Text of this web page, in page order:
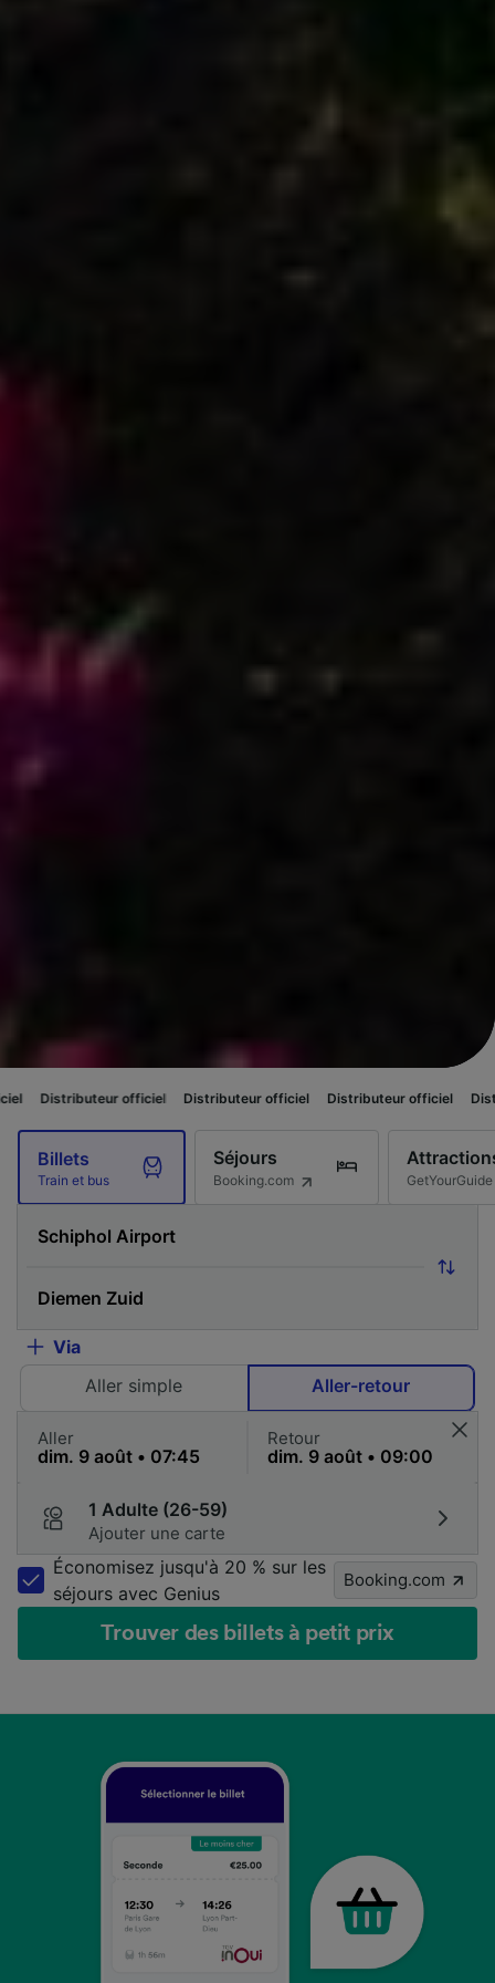
officiel Distributeur officiel Distributeur officiel Distributeur
Billets
Train et bus
Séjours
Booking.com GetYourGuide
Via
Aller simple
Aller-retour
Aller Retour
1 Adulte (26-59)
Ajouter une carte
Économisez jusqu'à 20 % sur les
séjours avec Genius
Booking.com
Trouver des billets à petit prix